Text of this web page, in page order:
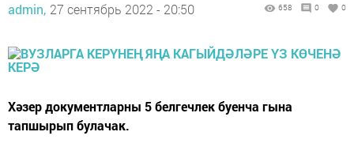
admin, 27 сентябрь 2022 - 20:50 658 0 0
Хәзер документларны 5 белгечлек буенча гына
тапшырып булачак.